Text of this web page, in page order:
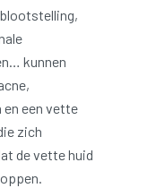
kunnen
en een vette
zich
de vette huid